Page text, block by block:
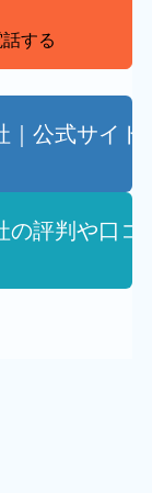
する
公式サイト
の評判や口コ